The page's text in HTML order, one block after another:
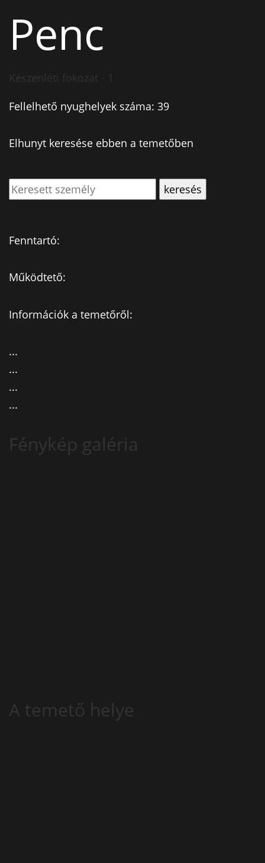
Penc
Készenléti fokozat - 1
Fellelhető nyughelyek száma: 39
Elhunyt keresése ebben a temetőben
Fenntartó:
Működtető:
Információk a temetőről:
...
...
...
...
Fénykép galéria
A temető helye